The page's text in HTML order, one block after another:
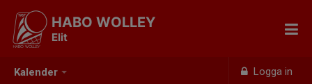
Kalender Logga in
HABO WOLLEY
Elit